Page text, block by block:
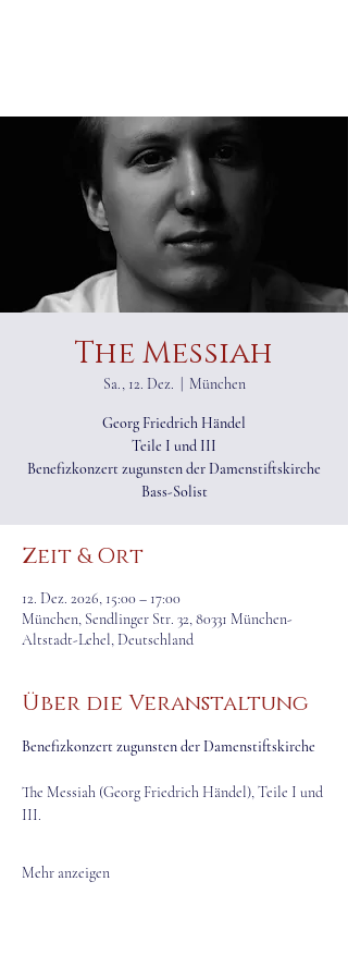
The Messiah
Sa., 12. Dez. München
Georg Friedrich Händel
Teile I und III
Benefizkonzert zugunsten der Damenstiftskirche
Bass-Solist
Zeit & Ort
12. Dez. 2026, 15:00 – 17:00
München, Sendlinger Str. 32, 80331 München-
Altstadt-Lehel, Deutschland
Über die Veranstaltung
Benefizkonzert zugunsten der Damenstiftskirche
The Messiah (Georg Friedrich Händel), Teile I und
III.
Mehr anzeigen